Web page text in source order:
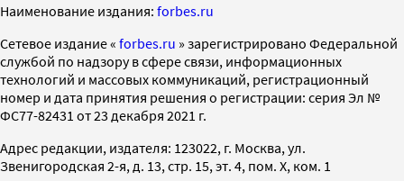
Наименование издания: forbes.ru
Cетевое издание « forbes.ru » зарегистрировано Федеральной
службой по надзору в сфере связи, информационных
технологий и массовых коммуникаций, регистрационный
номер и дата принятия решения о регистрации: серия Эл №
ФС77-82431 от 23 декабря 2021 г.
Адрес редакции, издателя: 123022, г. Москва, ул.
Звенигородская 2-я, д. 13, стр. 15, эт. 4, пом. X, ком. 1